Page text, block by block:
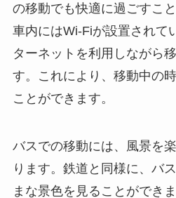
の移動でも快適に過ごすこ
車内にはWi-Fiが設置されて
ターネットを利用しながら
す。これにより、移動中の
ことができます。
バスでの移動には、風景を
ります。鉄道と同様に、バ
まな景色を見ることができ